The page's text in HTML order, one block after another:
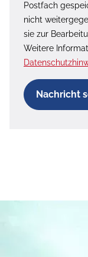
Postfach
nicht
sie zur
Weitere
Nachricht